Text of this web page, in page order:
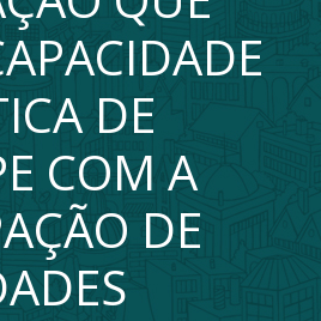
DE
COM A
DE